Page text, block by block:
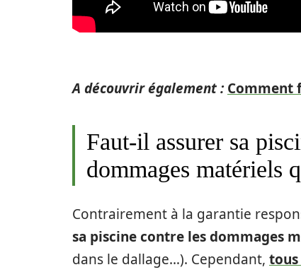
A découvrir également : Comment
Faut-il assurer sa
dommages matériels
Contrairement à la garantie
sa piscine contre les dommages
dans le dallage…). Cependant,